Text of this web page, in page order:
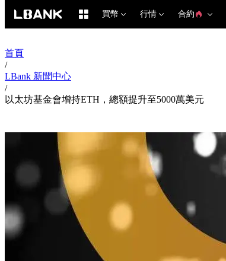
買幣 行情 合約
首頁
/
LBank 新聞中心
/
以太坊基金會增持ETH，總額提升至5000萬美元